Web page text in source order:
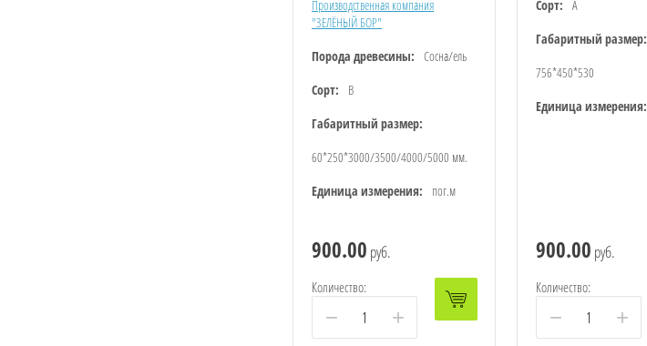
Производственная компания
"ЗЕЛЁНЫЙ БОР"
Порода древесины: Сосна/ель
Сорт:
B
Габаритный размер:
60*250*3000/3500/4000/5000 мм.
Единица измерения:
пог.м
900.00 руб.
Количество:
− +
Сорт: А
Габаритный размер:
756*450*530
Единица измерения:
900.00 руб.
Количество:
− +